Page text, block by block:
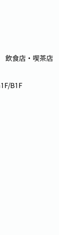
飲食店・喫茶店
B1F